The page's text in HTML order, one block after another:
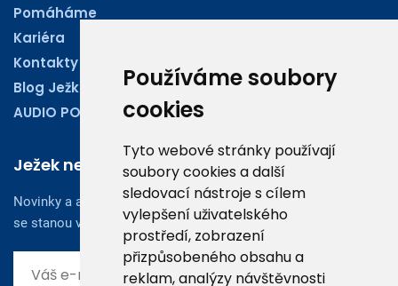
Používáme soubory
cookies
Tyto webové stránky používají
soubory cookies a další
sledovací nástroje s cílem
vylepšení uživatelského
prostředí, zobrazení
přizpůsobeného obsahu a
reklam, analýzy návštěvnosti
Pomáháme
Kariéra
Kontakty
Blog Ježkoviny
AUDIO PODCASTY
Ježek newsletter
Novinky a aktuality z oboru účetnictví, obchodu či legislativy
se stanou vaším dobrým rádcem.